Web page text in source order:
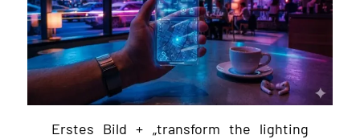
Erstes Bild + „transform the lighting